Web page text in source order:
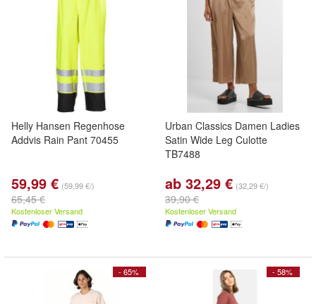
Helly Hansen Regenhose
Addvis Rain Pant 70455
59,99 € (59,99 €/)
65,45 €
Kostenloser Versand
Urban Classics Damen Ladies
Satin Wide Leg Culotte
TB7488
ab 32,29 € (32,29 €/)
39,90 €
Kostenloser Versand
- 65% - 58%